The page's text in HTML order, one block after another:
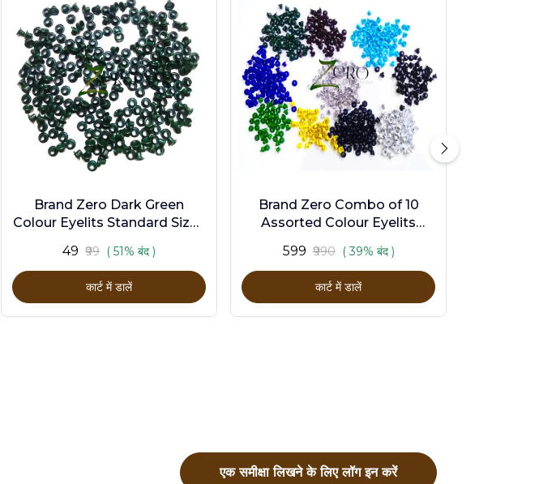
Brand Zero Dark Green
Colour Eyelits Standard Size -
₹49 ₹99 ( 51% बंद )
कार्ट में डालें
Brand Zero Combo of 10
Assorted Colour Eyelits
Pcs
₹599 ₹990 ( 39% बंद )
कार्ट में डालें
एक समीक्षा लिखने के लिए लॉग इन करें